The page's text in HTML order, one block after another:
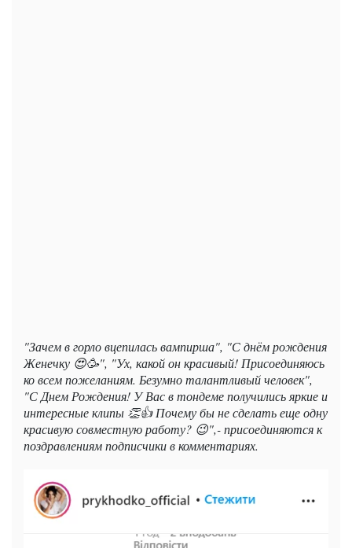
"Зачем в горло вцепилась вампирша", "С днём рождения
Женечку 😍🥳", "Ух, какой он красивый! Присоединяюсь
ко всем пожеланиям. Безумно талантливый человек",
"С Днем Рождения! У Вас в тондеме получились яркие и
интересные клипы 👏👍 Почему бы не сделать еще одну
красивую совместную работу? 😉",- присоединяются к
поздравлениям подписчики в комментариях.